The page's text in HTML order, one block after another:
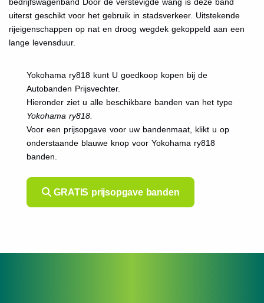
uiterst geschikt voor het gebruik in stadsverkeer. Uitstekende
rijeigenschappen op nat en droog wegdek gekoppeld aan een
lange levensduur.
Yokohama ry818 kunt U goedkoop kopen bij de
Autobanden Prijsvechter.
Hieronder ziet u alle beschikbare banden van het type
Yokohama ry818.
Voor een prijsopgave voor uw bandenmaat, klikt u op
onderstaande blauwe knop voor Yokohama ry818
banden.
GRATIS prijsopgave banden